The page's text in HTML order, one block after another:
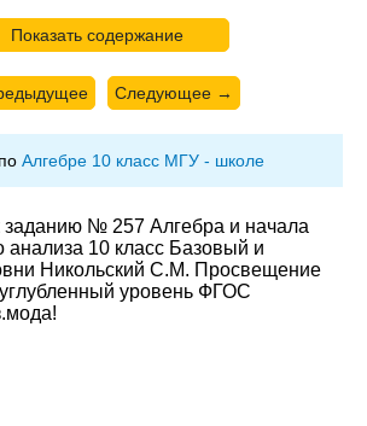
Показать содержание
Следующее →
Алгебре 10 класс МГУ - школе
№ 257 Алгебра и начала
анализа 10 класс Базовый и
Никольский С.М. Просвещение
уровень ФГОС